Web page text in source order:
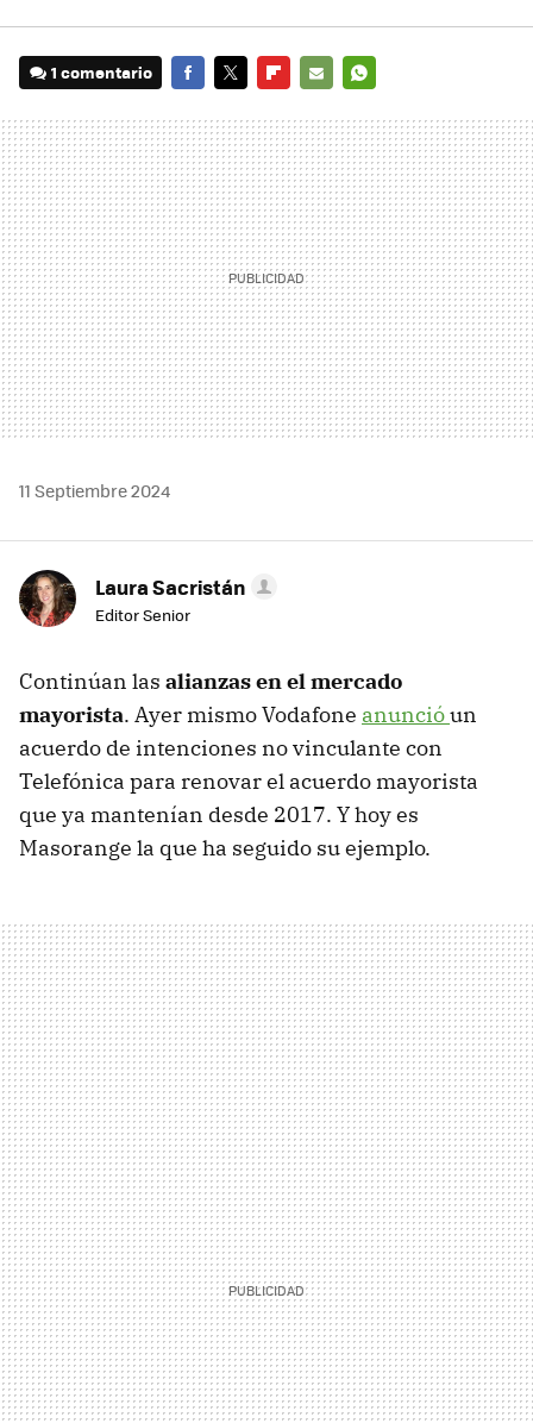
1 comentario
MAIL
11 Septiembre 2024
Laura Sacristán
Editor Senior
Continúan las alianzas en el mercado
mayorista. Ayer mismo Vodafone anuncióun
acuerdo de intenciones no vinculante con
Telefónica para renovar el acuerdo mayorista
que ya mantenían desde 2017. Y hoy es
Masorange la que ha seguido su ejemplo.